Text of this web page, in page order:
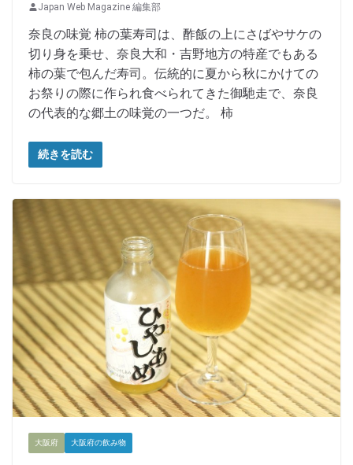
Japan Web Magazine 編集部
奈良の味覚 柿の葉寿司は、酢飯の上にさばやサケの
切り身を乗せ、奈良大和・吉野地方の特産でもある
柿の葉で包んだ寿司。伝統的に夏から秋にかけての
お祭りの際に作られ食べられてきた御馳走で、奈良
の代表的な郷土の味覚の一つだ。 柿
続きを読む
大阪府 大阪府の飲み物